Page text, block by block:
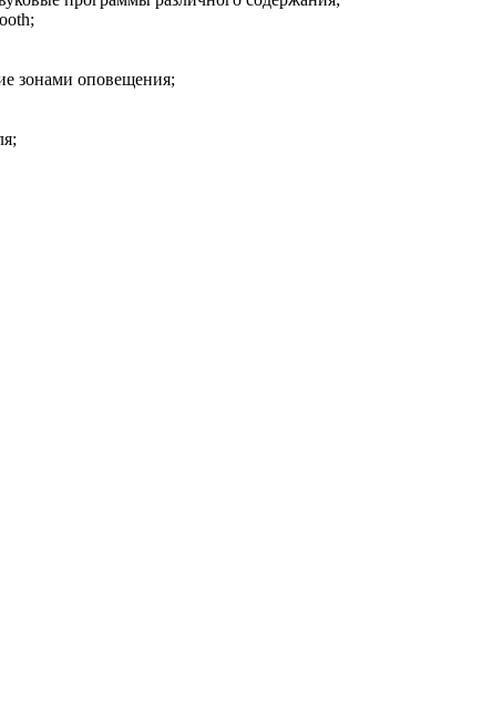
зонами оповещения;